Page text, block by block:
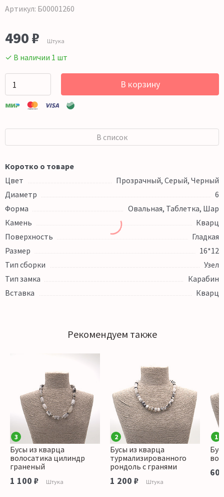
Артикул: Б00001260
490 ₽ Штука
✓ В наличии 1 шт
В корзину
В список
Коротко о товаре
Цвет
Прозрачный, Серый, Черный
Диаметр
6
Форма
Овальная, Таблетка, Шар
Камень
Кварц
Поверхность
Гладкая
Размер
16*12
Тип сборки
Узел
Тип замка
Карабин
Вставка
Кварц
Рекомендуем также
3
Бусы из кварца
волосатика цилиндр
граненый
1 100 ₽ Штука
2
Бусы из кварца
турмализированного
рондоль с гранями
1 200 ₽ Штука
1